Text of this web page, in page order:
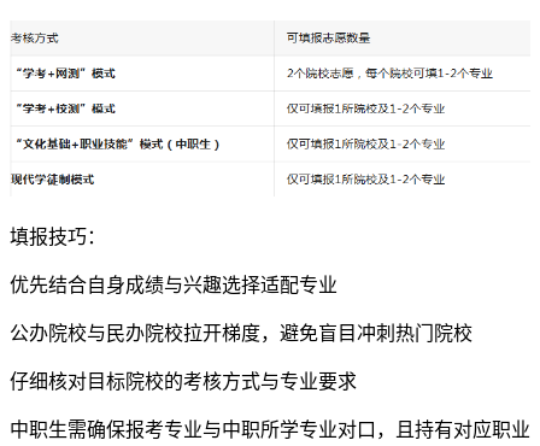
填报技巧：
优先结合自身成绩与兴趣选择适配专业
公办院校与民办院校拉开梯度，避免盲目冲刺热门院校
仔细核对目标院校的考核方式与专业要求
中职生需确保报考专业与中职所学专业对口，且持有对应职业